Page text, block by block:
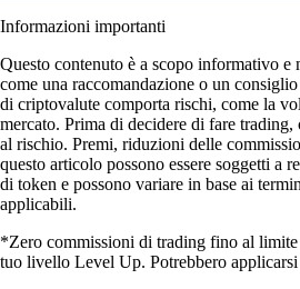
Informazioni importanti
Questo contenuto è a scopo informativo e
come una raccomandazione o un
di criptovalute comporta rischi, come la
mercato. Prima di decidere di fare trading,
al rischio. Premi, riduzioni delle
questo articolo possono essere soggetti a
di token e possono variare in base ai
applicabili.
*Zero commissioni di trading fino al
tuo livello Level Up. Potrebbero applicarsi